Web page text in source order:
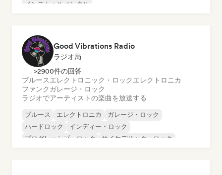
インストゥルメンタル
Good Vibrations Radio
ラジオ局
>2900件の回答
ブルースエレクトロニック・ロックエレクトロニカ
ファンクガレージ・ロック
ラジオでアーティストの楽曲を放送する
ブルース エレクトロニカ
ガレージ・ロック
ハードロック
インディー・ロック
プログレッシブ・ロック
サイケデリック・ロック